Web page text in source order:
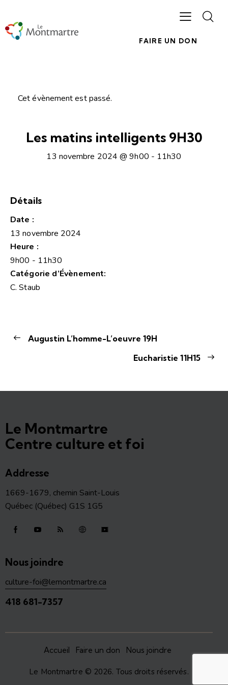
FAIRE UN DON
Cet évènement est passé.
Les matins intelligents 9H30
13 novembre 2024 @ 9h00 - 11h30
Détails
Date :
13 novembre 2024
Heure :
9h00 - 11h30
Catégorie d’Évènement:
C. Staub
Augustin L’homme-L’oeuvre 19H
Eucharistie 11H15
Le Montmartre
Centre culture et foi
Addresse
1669-1679, chemin Saint-Louis
Québec (Québec) G1S 1G5
Nous joindre
culture-foi@lemontmartre.ca
418 681-7357
Accueil Faire un don Nous joindre
Le Montmartre © 2026. Tous droits réservés.